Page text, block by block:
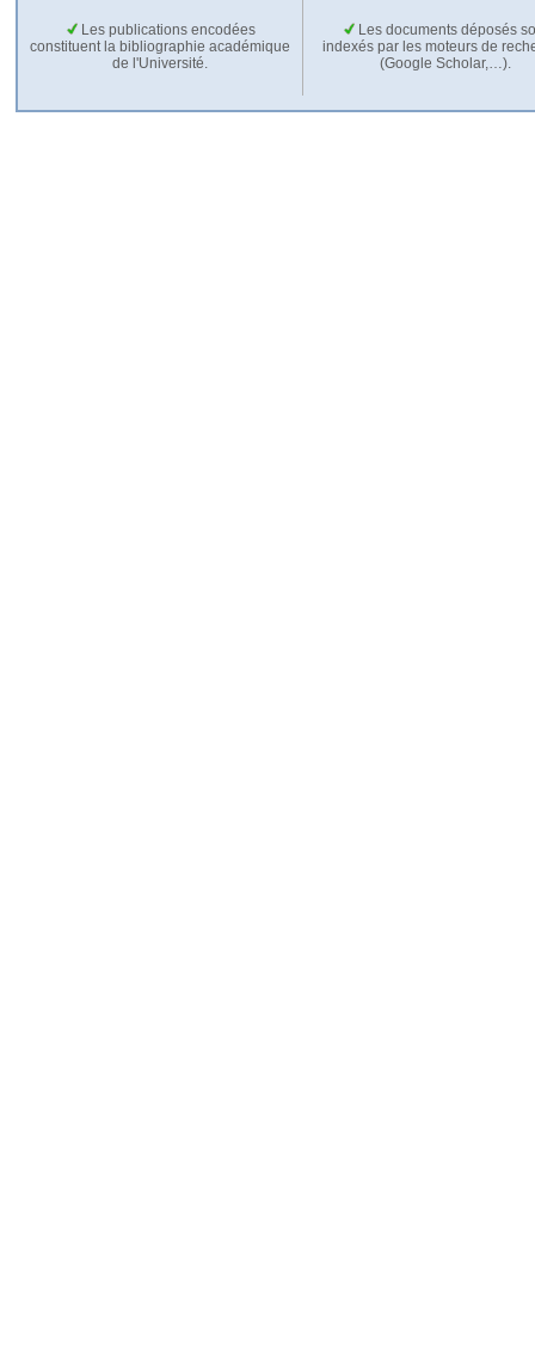
Les publications encodées
constituent la bibliographie académique
de l'Université.
Les documents déposés
indexés par les moteurs de
(Google Scholar,…).